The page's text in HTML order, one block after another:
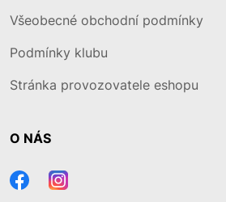
Všeobecné obchodní podmínky
Podmínky klubu
Stránka provozovatele eshopu
O NÁS